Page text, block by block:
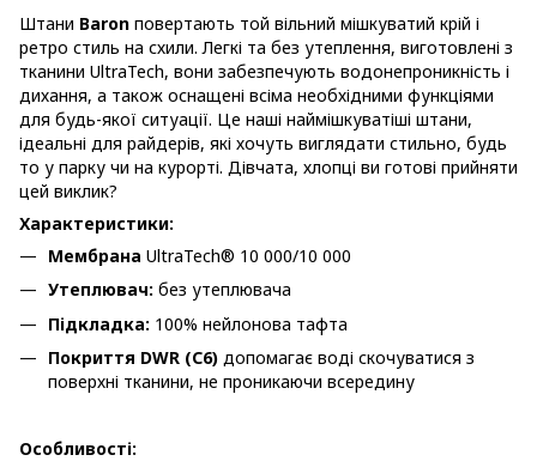
Штани Baron повертають той вільний мішкуватий крій і
ретро стиль на схили. Легкі та без утеплення, виготовлені з
тканини UltraTech, вони забезпечують водонепроникність і
дихання, а також оснащені всіма необхідними функціями
для будь-якої ситуації. Це наші наймішкуватіші штани,
ідеальні для райдерів, які хочуть виглядати стильно, будь
то у парку чи на курорті. Дівчата, хлопці ви готові прийняти
цей виклик?
Характеристики:
Мембрана UltraTech® 10 000/10 000
Утеплювач: без утеплювача
Підкладка: 100% нейлонова тафта
Покриття DWR (C6) допомагає воді скочуватися з
поверхні тканини, не проникаючи всередину
Особливості: